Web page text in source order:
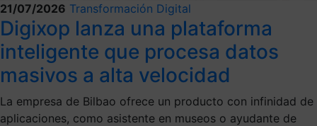
21/07/2026 Transformación Digital
Digixop lanza una plataforma
inteligente que procesa datos
masivos a alta velocidad
La empresa de Bilbao ofrece un producto con infinidad de
aplicaciones, como asistente en museos o ayudante de